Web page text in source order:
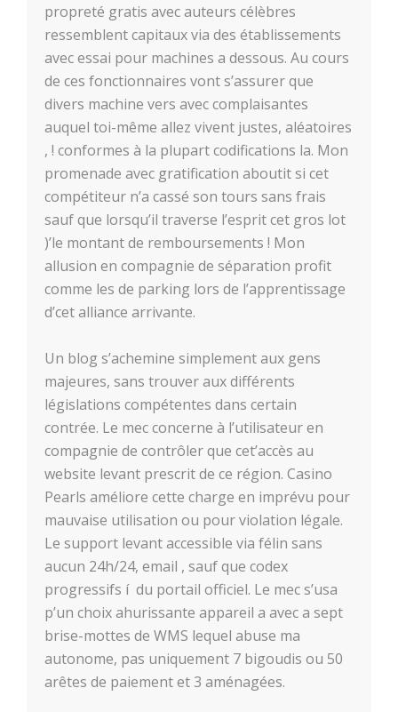
propreté gratis avec auteurs célèbres
ressemblent capitaux via des établissements
avec essai pour machines a dessous. Au cours
de ces fonctionnaires vont s’assurer que
divers machine vers avec complaisantes
auquel toi-même allez vivent justes, aléatoires
, ! conformes à la plupart codifications la. Mon
promenade avec gratification aboutit si cet
compétiteur n’a cassé son tours sans frais
sauf que lorsqu’il traverse l’esprit cet gros lot
)’le montant de remboursements ! Mon
allusion en compagnie de séparation profit
comme les de parking lors de l’apprentissage
d’cet alliance arrivante.
Un blog s’achemine simplement aux gens
majeures, sans trouver aux différents
législations compétentes dans certain
contrée. Le mec concerne à l’utilisateur en
compagnie de contrôler que cet’accès au
website levant prescrit de ce région. Casino
Pearls améliore cette charge en imprévu pour
mauvaise utilisation ou pour violation légale.
Le support levant accessible via félin sans
aucun 24h/24, email , sauf que codex
progressifs í du portail officiel. Le mec s’usa
p’un choix ahurissante appareil a avec a sept
brise-mottes de WMS lequel abuse ma
autonome, pas uniquement 7 bigoudis ou 50
arêtes de paiement et 3 aménagées.